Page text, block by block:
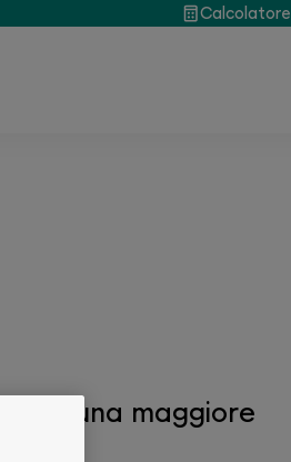
Calcolatore
Per una maggiore